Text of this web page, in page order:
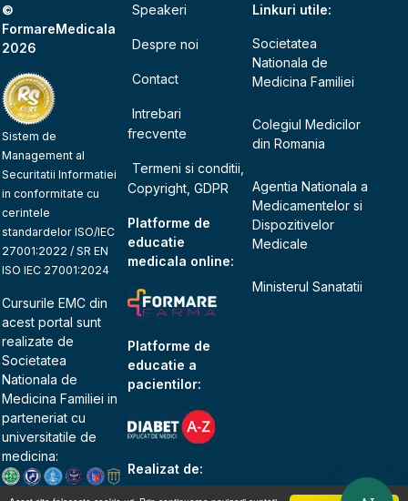
©
FormareMedicala
2026
Sistem de
Management al
Securitatii Informatiei
in conformitate cu
cerintele
standardelor ISO/IEC
27001:2022 / SR EN
ISO IEC 27001:2024
Cursurile EMC din
acest portal sunt
realizate de
Societatea
Nationala de
Medicina Familiei in
parteneriat cu
universitatile de
medicina:
Speakeri
Despre noi
Contact
Intrebari
frecvente
Termeni si conditii,
Copyright, GDPR
Platforme de
educatie
medicala online:
Platforme de
educatie a
pacientilor:
Realizat de:
Linkuri utile:
Societatea
Nationala de
Medicina Familiei
Colegiul Medicilor
din Romania
Agentia Nationala a
Medicamentelor si
Dispozitivelor
Medicale
Ministerul Sanatatii